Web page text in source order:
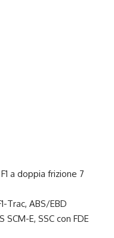
a doppia frizione 7
Trac, ABS/EBD
E, SSC con FDE